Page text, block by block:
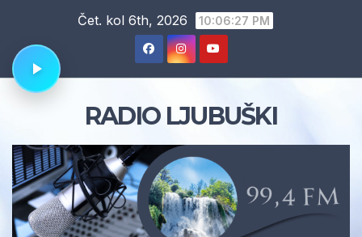
content
Čet. kol 6th, 2026 10:06:28 PM
RADIO LJUBUŠKI